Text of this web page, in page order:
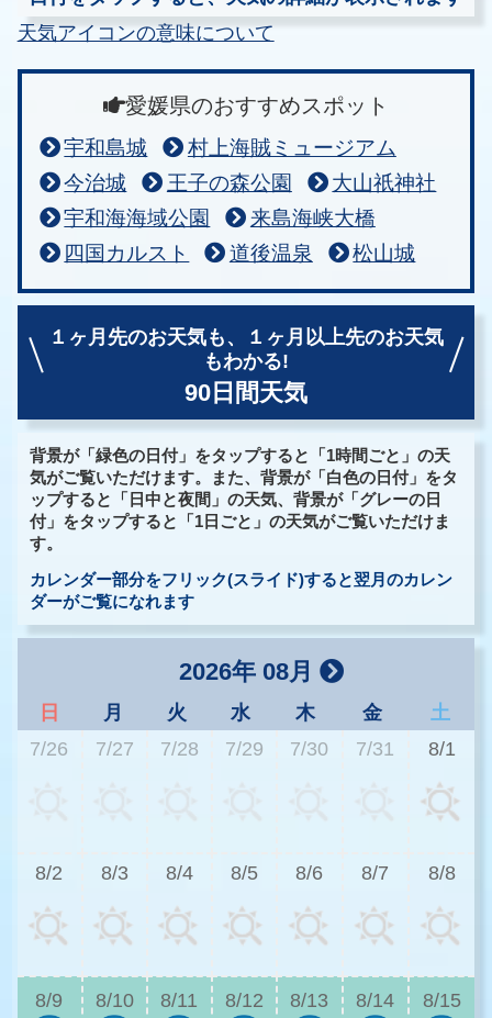
天気アイコンの意味について
愛媛県のおすすめスポット
宇和島城
村上海賊ミュージアム
今治城
王子の森公園
大山祇神社
宇和海海域公園
来島海峡大橋
四国カルスト
道後温泉 松山城
１ヶ月先のお天気も、
１ヶ月以上先のお天気
もわかる!
90日間天気
背景が「緑色の日付」をタップすると「1時間ごと」の天
気がご覧いただけます。また、背景が「白色の日付」をタ
ップすると「日中と夜間」の天気、背景が「グレーの日
付」をタップすると「1日ごと」の天気がご覧いただけま
す。
カレンダー部分をフリック(スライド)すると翌月のカレン
ダーがご覧になれます
2026年 08月
日 月 火 水 木 金
土
7/26
7/27 7/28 7/29 7/30 7/31 8/1
8/2 8/3 8/4 8/5 8/6 8/7 8/8
8/9 8/10 8/11 8/12 8/13 8/14 8/15